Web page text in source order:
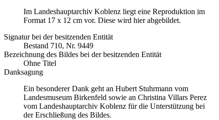
Im Landeshauptarchiv Koblenz liegt eine Reproduktion im
Format 17 x 12 cm vor. Diese wird hier abgebildet.
Signatur bei der besitzenden Entität
Bestand 710, Nr. 9449
Bezeichnung des Bildes bei der besitzenden Entität
Ohne Titel
Danksagung
Ein besonderer Dank geht an Hubert Stuhrmann vom
Landesmuseum Birkenfeld sowie an Christina Villars Perez
vom Landeshauptarchiv Koblenz für die Unterstützung bei
der Erschließung des Bildes.